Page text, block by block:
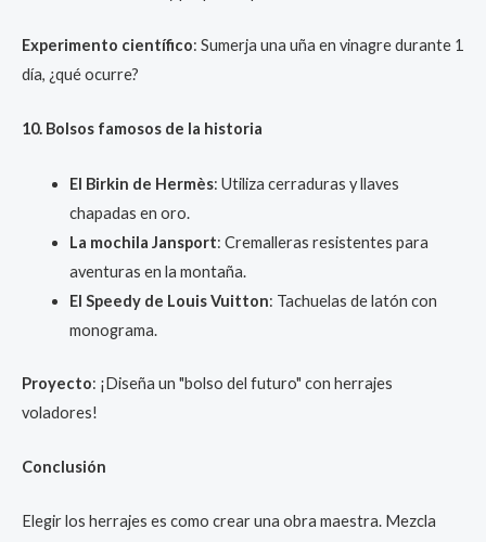
Experimento científico: Sumerja una uña en vinagre durante 1
día, ¿qué ocurre?
10. Bolsos famosos de la historia
El Birkin de Hermès: Utiliza cerraduras y llaves
chapadas en oro.
La mochila Jansport: Cremalleras resistentes para
aventuras en la montaña.
El Speedy de Louis Vuitton: Tachuelas de latón con
monograma.
Proyecto: ¡Diseña un "bolso del futuro" con herrajes
voladores!
Conclusión
Elegir los herrajes es como crear una obra maestra. Mezcla